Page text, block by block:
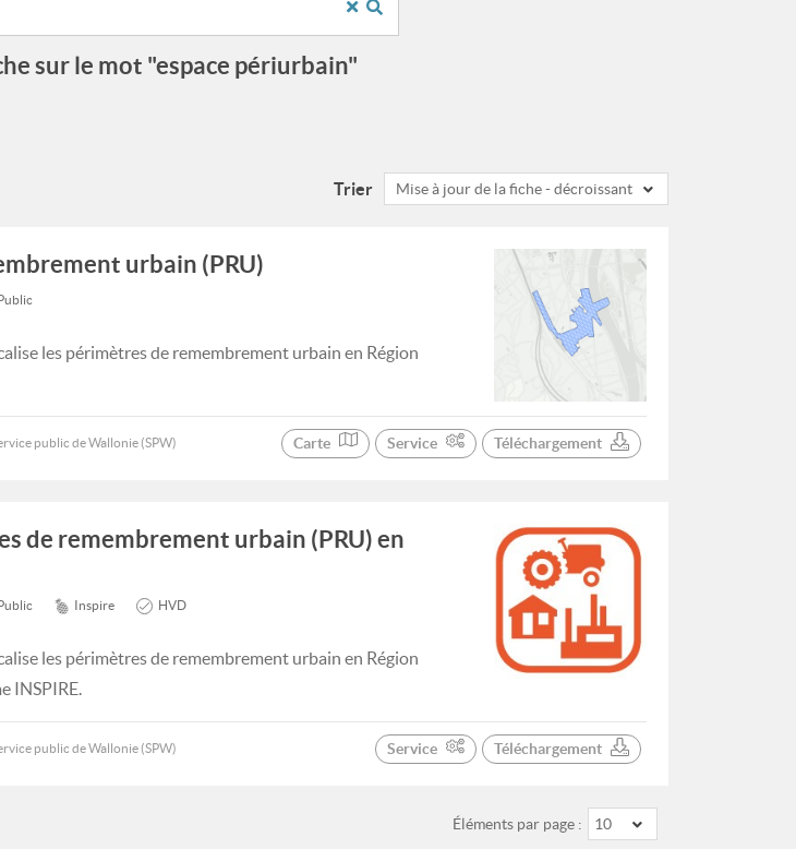
sur le mot "espace périurbain"
Trier Mise à jour de la fiche - décroissant
urbain (PRU)
les périmètres de remembrement urbain en Région
public de Wallonie (SPW) Carte Service Téléchargement
de remembrement urbain (PRU) en
Inspire HVD
les périmètres de remembrement urbain en Région
INSPIRE.
public de Wallonie (SPW) Service Téléchargement
Éléments par page : 10